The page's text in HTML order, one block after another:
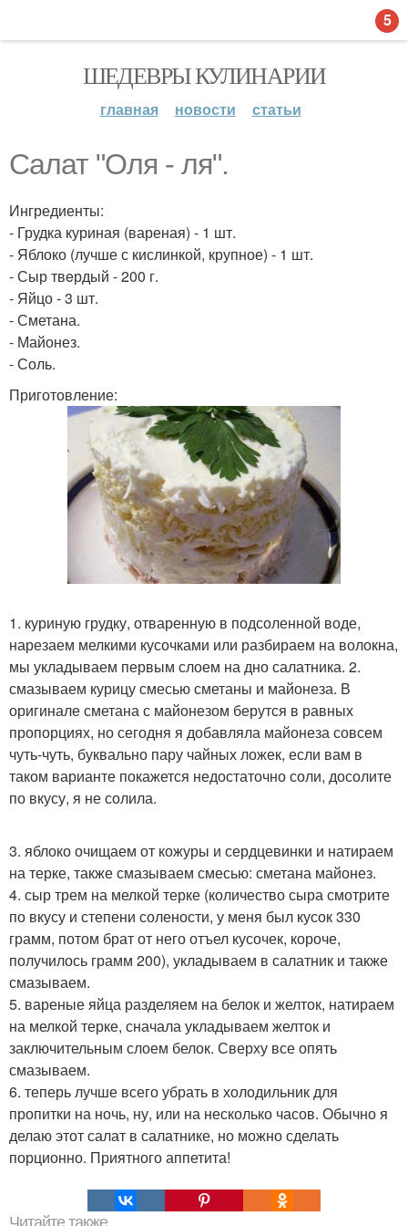
ШЕДЕВРЫ КУЛИНАРИИ
главная новости статьи
Салат "Оля - ля".
Ингредиенты:
- Грудка куриная (вареная) - 1 шт.
- Яблоко (лучше с кислинкой, крупное) - 1 шт.
- Сыр твeрдый - 200 г.
- Яйцо - 3 шт.
- Сметана.
- Майонез.
- Соль.
Приготовление:
1. куриную грудку, отваренную в подсоленной воде,
нарезаем мелкими кусочками или разбираем на волокна,
мы укладываем первым слоем на дно салатника. 2.
смазываем курицу смесью сметаны и майонеза. В
оригинале сметана с майонезом берутся в равных
пропорциях, но сегодня я добавляла майонеза совсем
чуть-чуть, буквально пару чайных ложек, если вам в
таком варианте покажется недостаточно соли, досолите
по вкусу, я не солила.
3. яблоко очищаем от кожуры и сердцевинки и натираем
на терке, также смазываем смесью: сметана майонез.
4. сыр трем на мелкой терке (количество сыра смотрите
по вкусу и степени солености, у меня был кусок 330
грамм, потом брат от него отъел кусочек, короче,
получилось грамм 200), укладываем в салатник и также
смазываем.
5. вареные яйца разделяем на белок и желток, натираем
на мелкой терке, сначала укладываем желток и
заключительным слоем белок. Сверху все опять
смазываем.
6. теперь лучше всего убрать в холодильник для
пропитки на ночь, ну, или на несколько часов. Обычно я
делаю этот салат в салатнике, но можно сделать
порционно. Приятного аппетита!
Читайте также
5